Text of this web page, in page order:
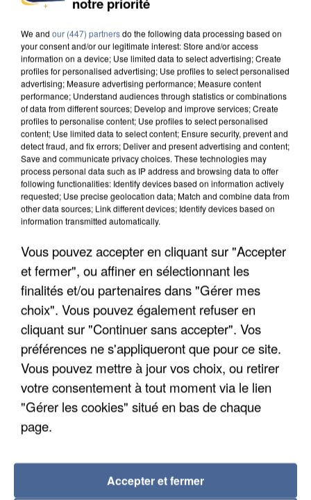
MAFIA INTERPELLÉ EN ALGÉRIE
UN SECOND CADRE DE LA DZ MAFIA
INTERPELLÉ EN ALGÉRIE
We and our (447) partnersdo the following data processing based on
your consent and/or our legitimate interest: Store and/or access
information on a device; Use limited data to select advertising; Create
profiles for personalised advertising; Use profiles to select personalised
advertising; Measure advertising performance; Measure content
performance; Understand audiences through statistics or combinations
of data from different sources; Develop and improve services; Create
profiles to personalise content; Use profiles to select personalised
content; Use limited data to select content; Ensure security, prevent and
detect fraud, and fix errors; Deliver and present advertising and content;
Save and communicate privacy choices. These technologies may
process personal data such as IP address and browsing data to offer
following functionalities: Identify devices based on information actively
requested; Use precise geolocation data; Match and combine data from
other data sources; Link different devices; Identify devices based on
information transmitted automatically.
Vous pouvez accepter en cliquant sur "Accepter
et fermer", ou affiner en sélectionnant les
finalités et/ou partenaires dans "Gérer mes
choix". Vous pouvez également refuser en
cliquant sur "Continuer sans accepter". Vos
préférences ne s'appliqueront que pour ce site.
Vous pouvez mettre à jour vos choix, ou retirer
votre consentement à tout moment via le lien
"Gérer les cookies" situé en bas de chaque
page.
Accepter et fermer